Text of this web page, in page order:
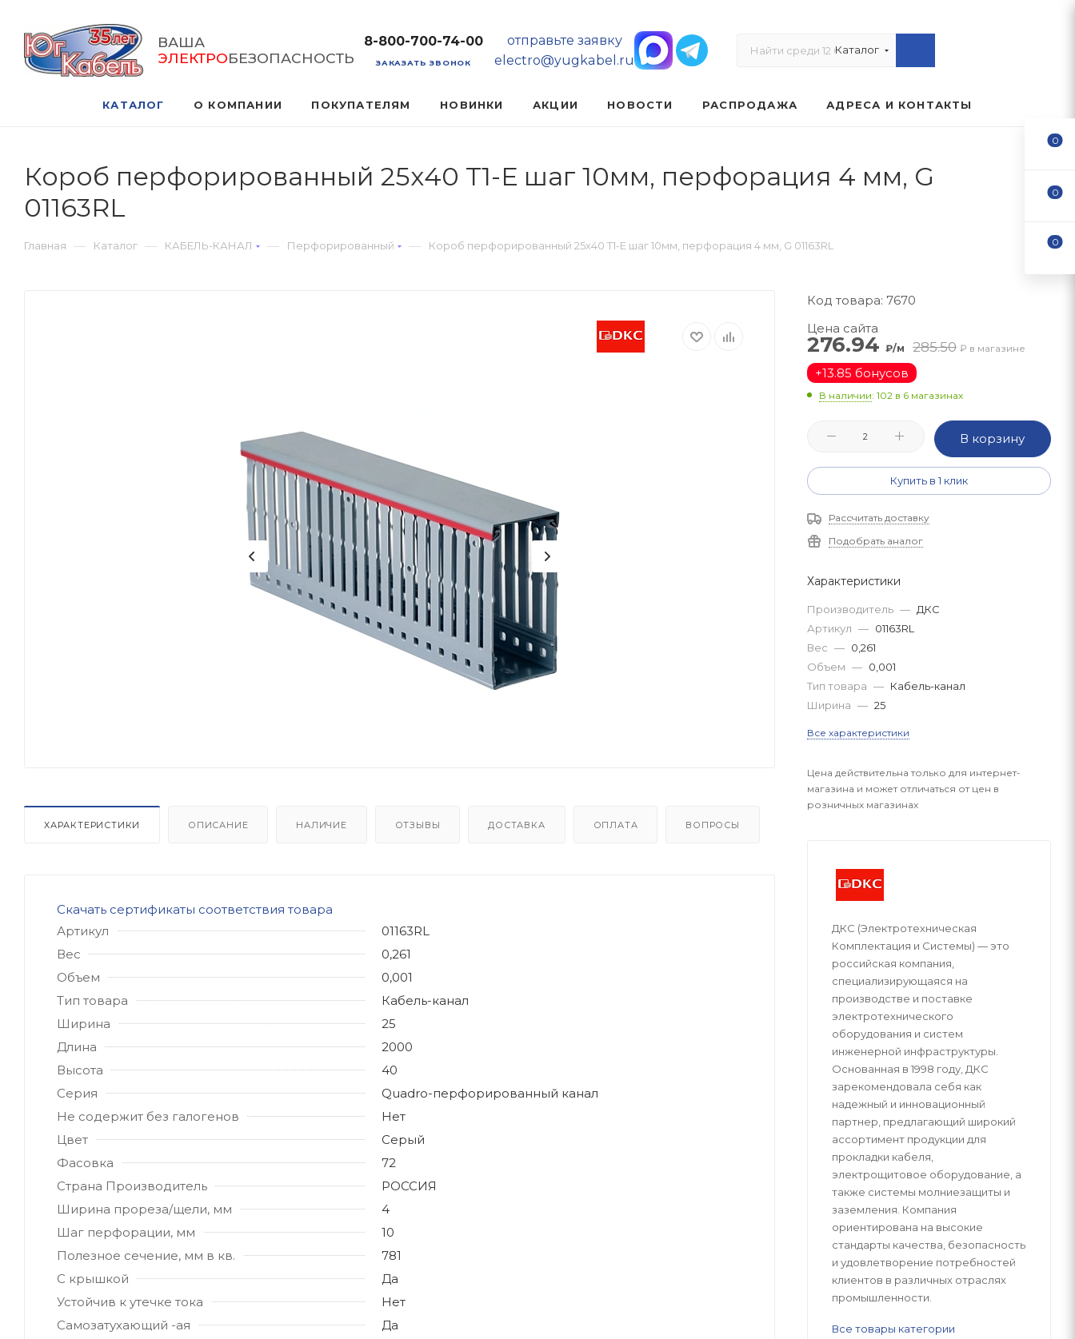
ВАША
ЭЛЕКТРОБЕЗОПАСНОСТЬ
8-800-700-74-00
ЗАКАЗАТЬ ЗВОНОК
отправьте заявку
electro@yugkabel.ru
Каталог
КАТАЛОГ О КОМПАНИИ ПОКУПАТЕЛЯМ НОВИНКИ АКЦИИ НОВОСТИ РАСПРОДАЖА АДРЕСА И КОНТАКТЫ
Короб перфорированный 25х40 Т1-Е шаг 10мм, перфорация 4 мм, G
01163RL
Главная — Каталог — КАБЕЛЬ-КАНАЛ — Перфорированный — Короб перфорированный 25х40 Т1-Е шаг 10мм, перфорация 4 мм, G 01163RL
ХАРАКТЕРИСТИКИ ОПИСАНИЕ НАЛИЧИЕ ОТЗЫВЫ ДОСТАВКА ОПЛАТА ВОПРОСЫ
Скачать сертификаты соответствия товара
Артикул
01163RL
Вес
0,261
Объем
0,001
Тип товара
Кабель-канал
Ширина
25
Длина
2000
Высота
40
Серия
Quadro-перфорированный канал
Не содержит без галогенов
Нет
Цвет
Серый
Фасовка
72
Страна Производитель
РОССИЯ
Ширина прореза/щели, мм
4
Шаг перфорации, мм
10
Полезное сечение, мм в кв.
781
С крышкой
Да
Устойчив к утечке тока
Нет
Самозатухающий -ая
Да
Код товара: 7670
Цена сайта
276.94 ₽/м 285.50 ₽ в магазине
+13.85 бонусов
В наличии: 102 в 6 магазинах
В корзину
Купить в 1 клик
Рассчитать доставку
Подобрать аналог
Характеристики
Производитель — ДКС
Артикул — 01163RL
Вес — 0,261
Объем — 0,001
Тип товара — Кабель-канал
Ширина — 25
Все характеристики
Цена действительна только для интернет-
магазина и может отличаться от цен в
розничных магазинах
ДКС (Электротехническая
Комплектация и Системы) — это
российская компания,
специализирующаяся на
производстве и поставке
электротехнического
оборудования и систем
инженерной инфраструктуры.
Основанная в 1998 году, ДКС
зарекомендовала себя как
надежный и инновационный
партнер, предлагающий широкий
ассортимент продукции для
прокладки кабеля,
электрощитовое оборудование, а
также системы молниезащиты и
заземления. Компания
ориентирована на высокие
стандарты качества, безопасность
и удовлетворение потребностей
клиентов в различных отраслях
промышленности.
Все товары категории
0
0
0